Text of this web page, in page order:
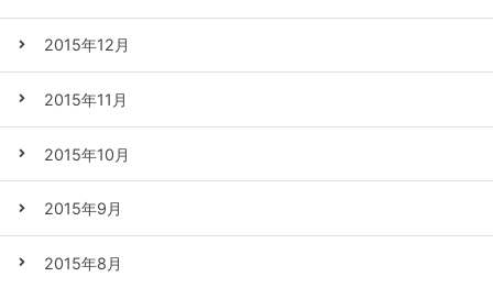
2015年12月
2015年11月
2015年10月
2015年9月
2015年8月